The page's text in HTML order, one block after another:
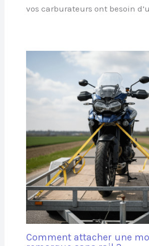
vos carburateurs ont besoin
Comment attacher une